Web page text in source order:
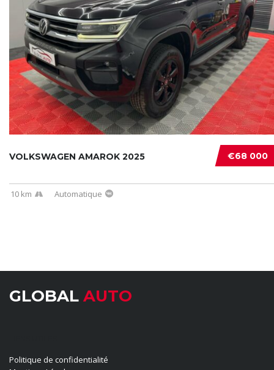
€68 000
VOLKSWAGEN AMAROK 2025
10 km Automatique
GLOBAL AUTO
Politique de confidentialité